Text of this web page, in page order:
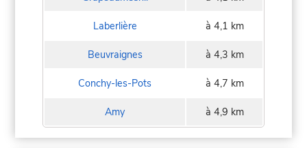
Laberlière à 4,1 km
Beuvraignes à 4,3 km
Conchy-les-Pots à 4,7 km
Amy à 4,9 km